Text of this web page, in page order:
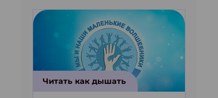
Читать как дышать